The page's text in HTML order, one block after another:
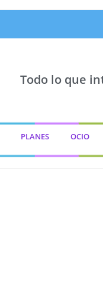
Todo lo que
PLANES OCIO